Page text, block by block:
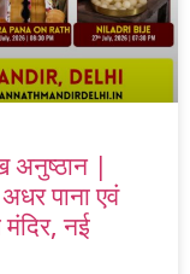
अनुष्ठान |
पाना एवं
नई